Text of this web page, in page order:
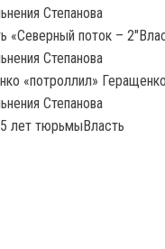
«Северный поток –
«потроллил»
лет тюрьмыВласть